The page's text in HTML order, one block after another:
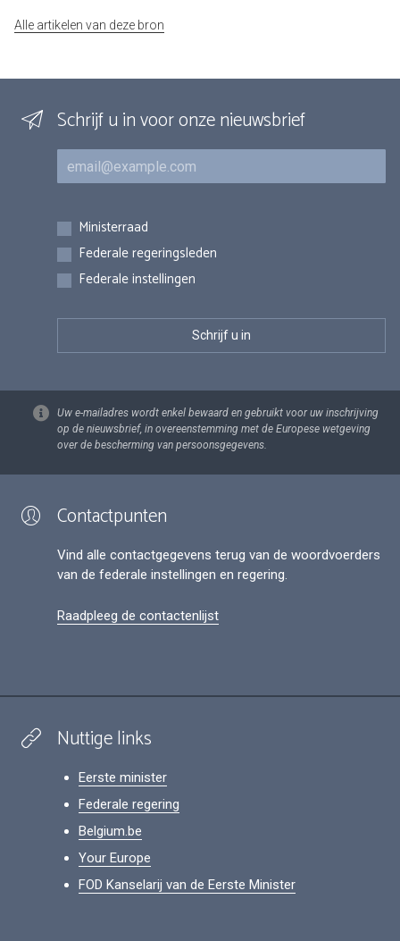
Alle artikelen van deze bron
Schrijf u in voor onze nieuwsbrief
E-mail
Inschrijvingen
Ministerraad
Federale regeringsleden
Federale instellingen
Uw e-mailadres wordt enkel bewaard en gebruikt voor uw inschrijving
op de nieuwsbrief, in overeenstemming met de Europese wetgeving
over de bescherming van persoonsgegevens.
Contactpunten
Vind alle contactgegevens terug van de woordvoerders
van de federale instellingen en regering.
Raadpleeg de contactenlijst
Nuttige links
Eerste minister
Federale regering
Belgium.be
Your Europe
FOD Kanselarij van de Eerste Minister